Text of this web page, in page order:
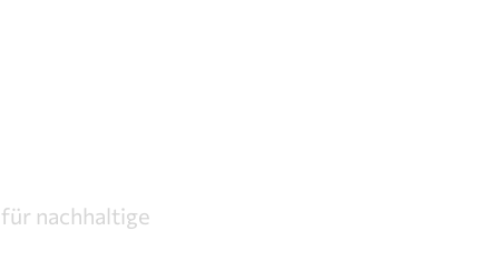
nachhaltige